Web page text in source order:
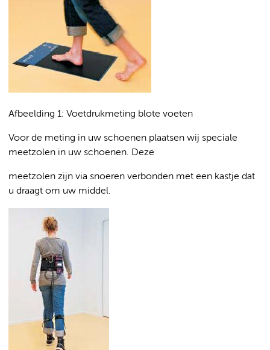
Afbeelding 1: Voetdrukmeting blote voeten
Voor de meting in uw schoenen plaatsen wij speciale
meetzolen in uw schoenen. Deze
meetzolen zijn via snoeren verbonden met een kastje dat
u draagt om uw middel.